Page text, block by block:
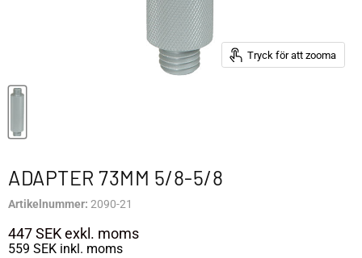
Tryck för att zooma
ADAPTER 73MM 5/8-5/8
Artikelnummer: 2090-21
447 SEKexkl. moms
559 SEK inkl. moms